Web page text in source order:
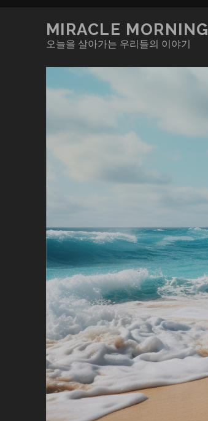
MIRACLE MORNING
오늘을 살아가는 우리들의 이야기